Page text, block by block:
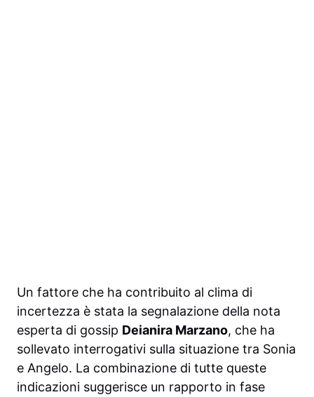
Un fattore che ha contribuito al clima di
incertezza è stata la segnalazione della nota
esperta di gossip Deianira Marzano, che ha
sollevato interrogativi sulla situazione tra Sonia
e Angelo. La combinazione di tutte queste
indicazioni suggerisce un rapporto in fase